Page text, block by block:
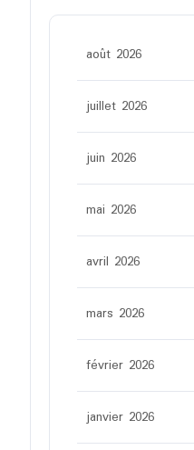
août 2026
juillet 2026
juin 2026
mai 2026
avril 2026
mars 2026
février 2026
janvier 2026